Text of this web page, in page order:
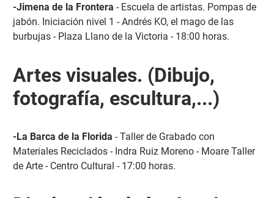
-Jimena de la Frontera - Escuela de artistas. Pompas de
jabón. Iniciación nivel 1 - Andrés KO, el mago de las
burbujas - Plaza Llano de la Victoria - 18:00 horas.
Artes visuales. (Dibujo,
fotografía, escultura,...)
-La Barca de la Florida - Taller de Grabado con
Materiales Reciclados - Indra Ruiz Moreno - Moare Taller
de Arte - Centro Cultural - 17:00 horas.